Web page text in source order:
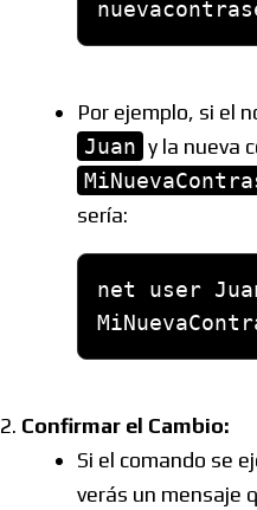
Por ejemplo, si el
Juan y la nueva
sería:
net user
Confirmar el Cambio:
Si el comando se
verás un mensaje